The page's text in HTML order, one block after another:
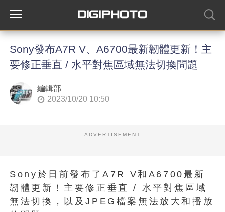
Sony發布A7R V、A6700最新韌體更新！主
要修正垂直 / 水平對焦區域無法切換問題
編輯部
2023/10/20 10:50
ADVERTISEMENT
Sony於日前發布了A7R V和A6700最新
韌體更新！主要修正垂直 / 水平對焦區域
無法切換，以及JPEG檔案無法放大和播放